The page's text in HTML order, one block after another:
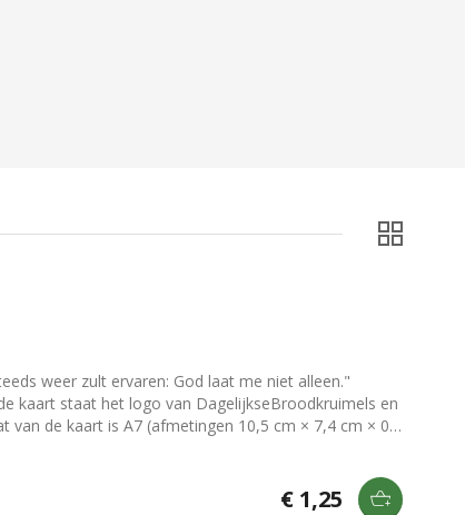
weer zult ervaren: God laat me niet alleen."
een gegomde strip die nat gemaakt moet worden
te zetten of op te hangen? Bekijk dan onze
€ 1,25